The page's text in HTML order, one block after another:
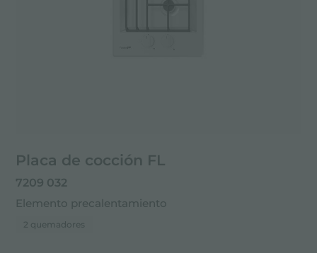
Placa de cocción FL
7209 032
Elemento precalentamiento
2 quemadores